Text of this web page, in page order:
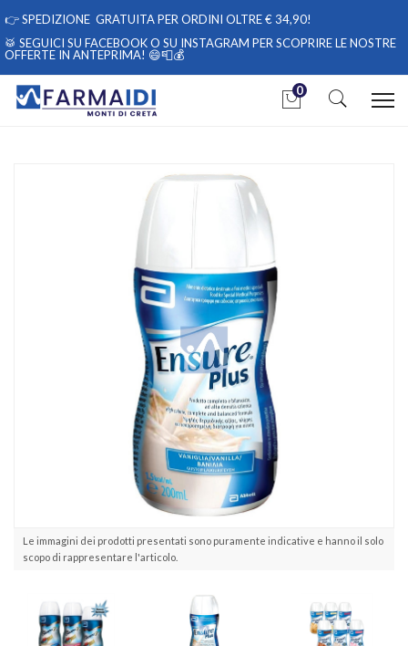
👉SPEDIZIONE GRATUITA PER ORDINI OLTRE € 34,90!
🥁 SEGUICI SU FACEBOOKO SU INSTAGRAM PER SCOPRIRE LE NOSTRE
OFFERTE IN ANTEPRIMA! 😄📮💰
0
Abbott Linea Nutrizione Domiciliare Ensure Plus Integrazione
4x200 ml Vaniglia
Le immagini dei prodotti presentati sono puramente indicative e hanno il solo
scopo di rappresentare l'articolo.